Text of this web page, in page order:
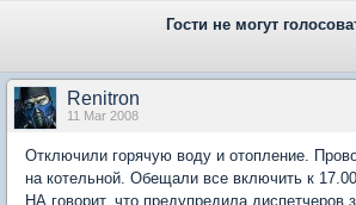
Гости не могут
Renitron
11 Mar 2008
Отключили горячую воду и отопление.
на котельной. Обещали все включить к
НА говорит, что предупредила диспетчеров